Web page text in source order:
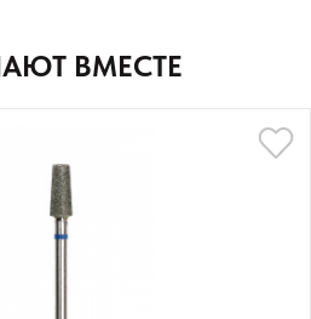
ВМЕСТЕ